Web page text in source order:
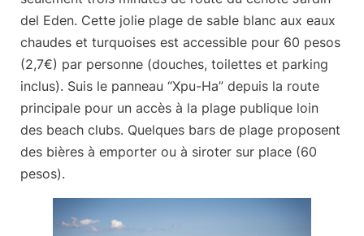
del Eden. Cette jolie plage de sable blanc aux eaux
chaudes et turquoises est accessible pour 60 pesos
(2,7€) par personne (douches, toilettes et parking
inclus). Suis le panneau “Xpu-Ha” depuis la route
principale pour un accès à la plage publique loin
des beach clubs. Quelques bars de plage proposent
des bières à emporter ou à siroter sur place (60
pesos).